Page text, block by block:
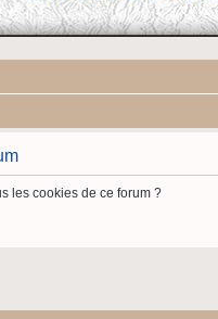
les cookies de ce forum ?